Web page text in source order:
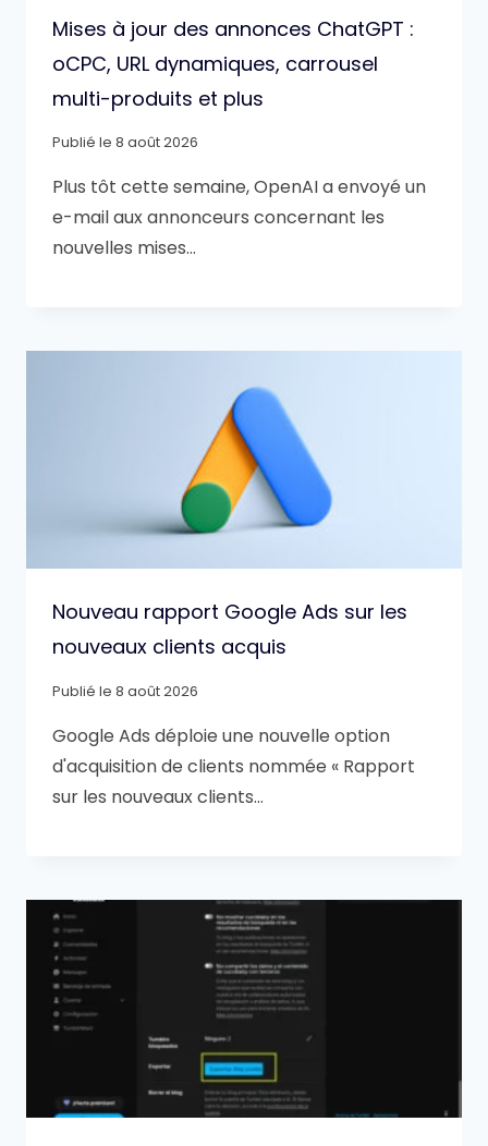
Mises à jour des annonces ChatGPT :
oCPC, URL dynamiques, carrousel
multi-produits et plus
Publié le 8 août 2026
Plus tôt cette semaine, OpenAI a envoyé un
e-mail aux annonceurs concernant les
nouvelles mises…
Nouveau rapport Google Ads sur les
nouveaux clients acquis
Publié le 8 août 2026
Google Ads déploie une nouvelle option
d'acquisition de clients nommée « Rapport
sur les nouveaux clients…